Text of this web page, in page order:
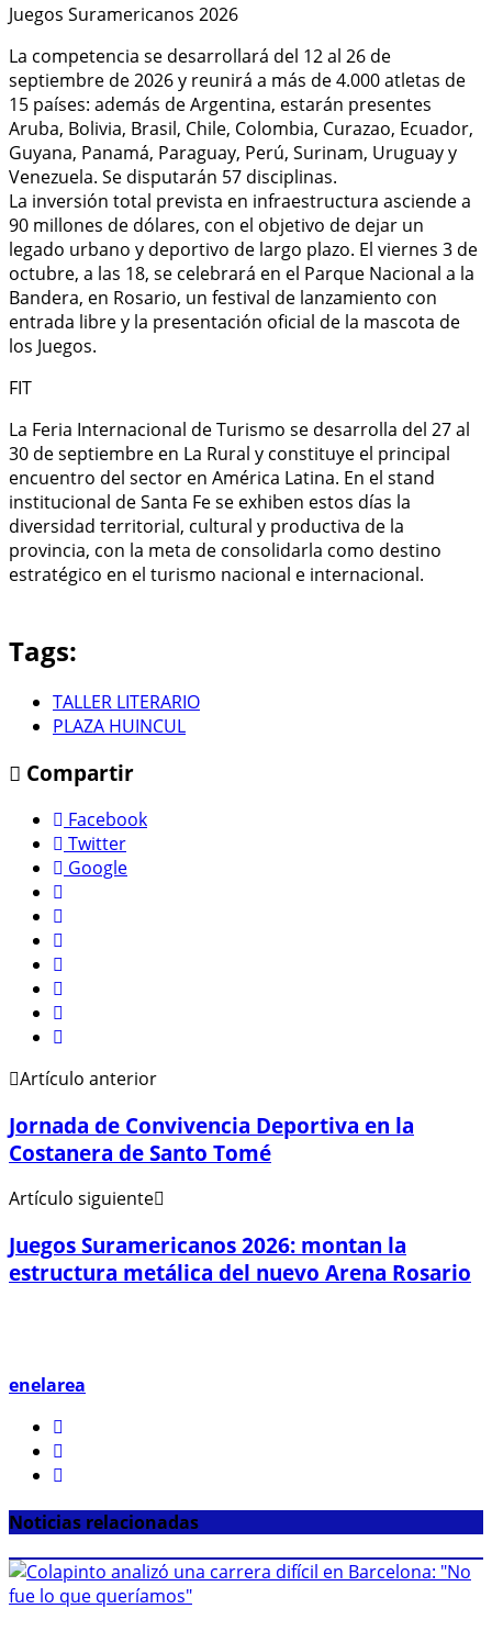
Juegos Suramericanos 2026
La competencia se desarrollará del 12 al 26 de
septiembre de 2026 y reunirá a más de 4.000 atletas de
15 países: además de Argentina, estarán presentes
Aruba, Bolivia, Brasil, Chile, Colombia, Curazao, Ecuador,
Guyana, Panamá, Paraguay, Perú, Surinam, Uruguay y
Venezuela. Se disputarán 57 disciplinas.
La inversión total prevista en infraestructura asciende a
90 millones de dólares, con el objetivo de dejar un
legado urbano y deportivo de largo plazo. El viernes 3 de
octubre, a las 18, se celebrará en el Parque Nacional a la
Bandera, en Rosario, un festival de lanzamiento con
entrada libre y la presentación oficial de la mascota de
los Juegos.
FIT
La Feria Internacional de Turismo se desarrolla del 27 al
30 de septiembre en La Rural y constituye el principal
encuentro del sector en América Latina. En el stand
institucional de Santa Fe se exhiben estos días la
diversidad territorial, cultural y productiva de la
provincia, con la meta de consolidarla como destino
estratégico en el turismo nacional e internacional.
Tags:
TALLER LITERARIO
PLAZA HUINCUL
Compartir
Facebook
Twitter
Google
Artículo anterior
Jornada de Convivencia Deportiva en la
Costanera de Santo Tomé
Artículo siguiente
Juegos Suramericanos 2026: montan la
estructura metálica del nuevo Arena Rosario
enelarea
Noticias relacionadas